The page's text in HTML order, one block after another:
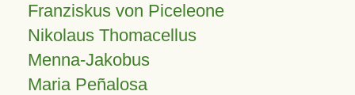
Franziskus von Piceleone
Nikolaus Thomacellus
Menna-Jakobus
Maria Peñalosa